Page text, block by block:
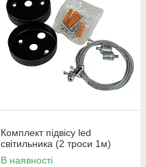
Комплект підвісу led
світильника (2 троси 1м)
В наявності